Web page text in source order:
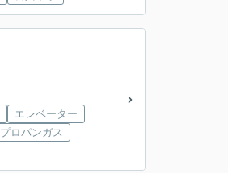
エレベーター
プロパンガス